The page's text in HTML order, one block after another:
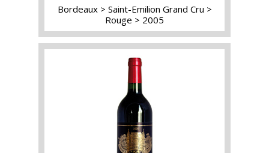
Bordeaux
Saint-Emilion Grand Cru
Rouge
2005